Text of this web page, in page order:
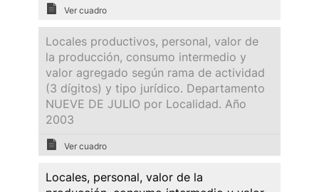
Ver cuadro
Locales productivos, personal, valor de
la producción, consumo intermedio y
valor agregado según rama de actividad
(3 dígitos) y tipo jurídico. Departamento
NUEVE DE JULIO por Localidad. Año
2003
Ver cuadro
Locales, personal, valor de la